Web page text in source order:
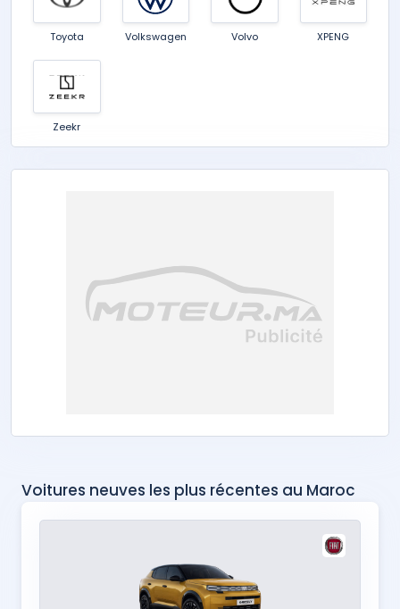
Toyota Volkswagen Volvo XPENG
Zeekr
Voitures neuves les plus récentes au Maroc